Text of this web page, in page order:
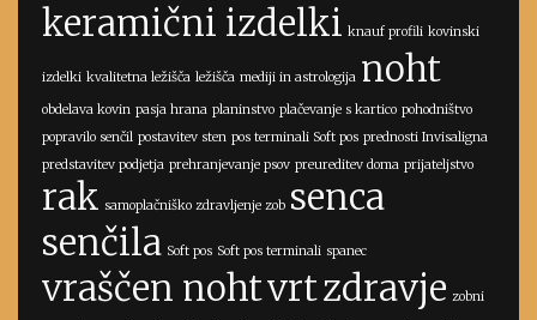
keramični izdelki knauf profili kovinski
izdelki kvalitetna ležišča ležišča mediji in astrologija noht
obdelava kovin pasja hrana planinstvo plačevanje s kartico pohodništvo
popravilo senčil postavitev sten pos terminali Soft pos prednosti Invisaligna
predstavitev podjetja prehranjevanje psov preureditev doma prijateljstvo
rak samoplačniško zdravljenje zob senca
senčila Soft pos Soft pos terminali spanec
vraščen nohtvrtzdravje zobni